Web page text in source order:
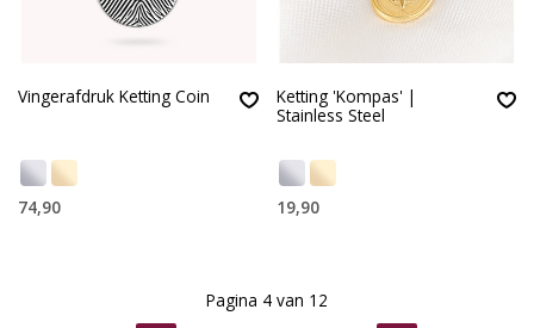
Vingerafdruk Ketting Coin
74,90
Ketting 'Kompas' |
Stainless Steel
19,90
Pagina 4 van 12